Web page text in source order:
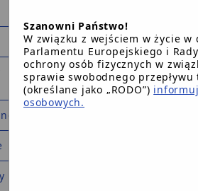
STRONA GŁÓWNA
Szanowni Państwo!
W związku z wejściem w życie
Parlamentu Europejskiego i
ochrony osób fizycznych w
sprawie swobodnego
(określane jako „RODO”)
osobowych.